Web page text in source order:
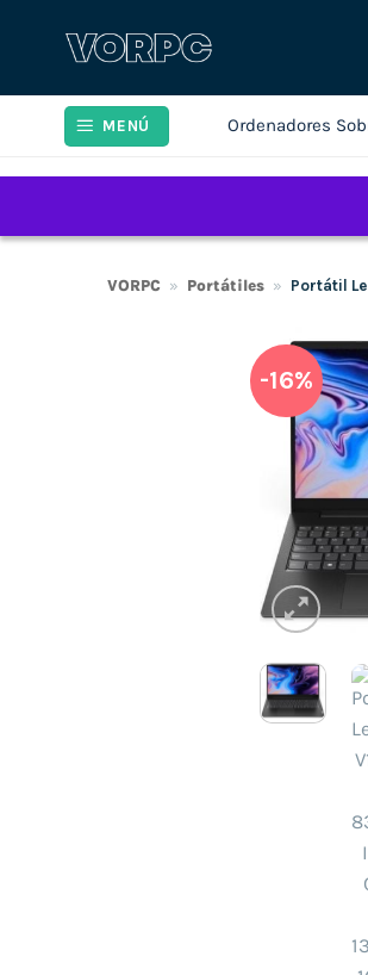
MENÚ Ordenadores
VORPC » Portátiles » Portátil
-16%